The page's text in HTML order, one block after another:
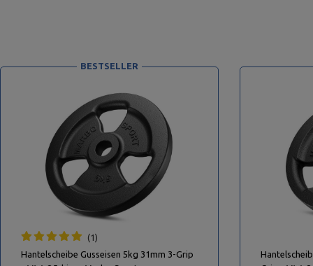
BESTSELLER
1
Hantelscheibe Gusseisen 5kg 31mm 3-Grip